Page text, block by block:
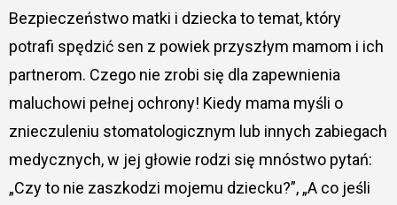
Bezpieczeństwo matki i dziecka to temat, który
potrafi spędzić sen z powiek przyszłym mamom i ich
partnerom. Czego nie zrobi się dla zapewnienia
maluchowi pełnej ochrony! Kiedy mama myśli o
znieczuleniu stomatologicznym lub innych zabiegach
medycznych, w jej głowie rodzi się mnóstwo pytań:
„Czy to nie zaszkodzi mojemu dziecku?”, „A co jeśli